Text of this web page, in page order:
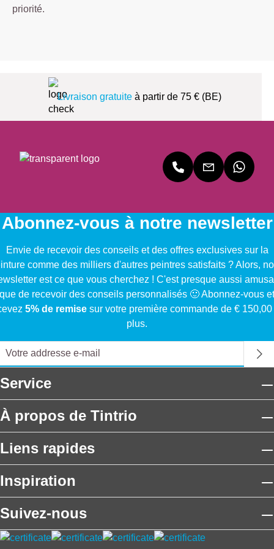
priorité.
Livraison gratuiteà partir de 75 € (BE)
Abonnez-vous à notre newsletter
Envie de recevoir des conseils et des offres exclusives sur la
comme des milliers d'autres peintres satisfaits ? Alors,
est ce que vous cherchez ! C'est presque aussi
que de recevoir des conseils personnalisés 🙂 Abonnez-vous et
5% de remise sur votre première commande de € 150,00
plus.
Service
À propos de Tintrio
Liens rapides
Inspiration
Suivez-nous